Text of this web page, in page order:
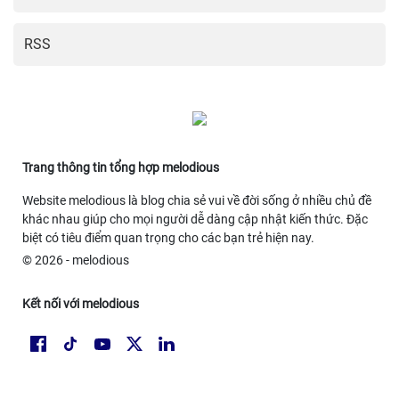
RSS
Trang thông tin tổng hợp melodious
Website melodious là blog chia sẻ vui về đời sống ở nhiều chủ đề
khác nhau giúp cho mọi người dễ dàng cập nhật kiến thức. Đặc
biệt có tiêu điểm quan trọng cho các bạn trẻ hiện nay.
© 2026 - melodious
Kết nối với melodious